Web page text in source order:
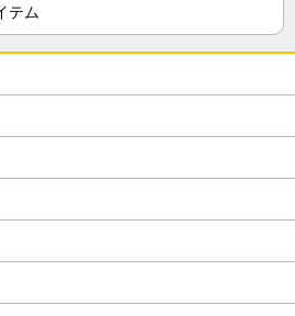
テム